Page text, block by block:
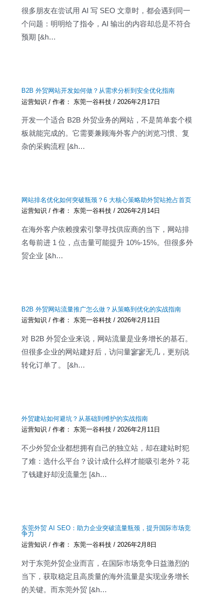
很多朋友在尝试用 AI 写 SEO 文章时，都会遇到同一
个问题：明明给了指令，AI 输出的内容却总是不符合
预期 [&h…
B2B 外贸网站开发如何做？从需求分析到安全优化指南
运营知识 / 作者： 东莞一谷科技/ 2026年2月17日
开发一个适合 B2B 外贸业务的网站，不是简单套个模
板就能完成的。它需要兼顾海外客户的浏览习惯、复
杂的采购流程 [&h…
网站排名优化如何突破瓶颈？6 大核心策略助外贸站抢占首页
运营知识 / 作者： 东莞一谷科技/2026年2月14日
在海外客户依赖搜索引擎寻找供应商的当下，网站排
名每前进 1 位，点击量可能提升 10%-15%。但很多外
贸企业 [&h…
B2B 外贸网站流量推广怎么做？从策略到优化的实战指南
运营知识 / 作者： 东莞一谷科技/2026年2月11日
对 B2B 外贸企业来说，网站流量是业务增长的基石。
但很多企业的网站建好后，访问量寥寥无几，更别说
转化订单了。 [&h…
外贸建站如何避坑？从基础到维护的实战指南
运营知识 / 作者： 东莞一谷科技/2026年2月11日
不少外贸企业都想拥有自己的独立站，却在建站时犯
了难：选什么平台？设计成什么样才能吸引老外？花
了钱建好却没流量怎 [&h…
东莞外贸 AI SEO：助力企业突破流量瓶颈，提升国际市场竞
争力
运营知识 / 作者： 东莞一谷科技/2026年2月8日
对于东莞外贸企业而言，在国际市场竞争日益激烈的
当下，获取稳定且高质量的海外流量是实现业务增长
的关键。而东莞外贸 [&h…